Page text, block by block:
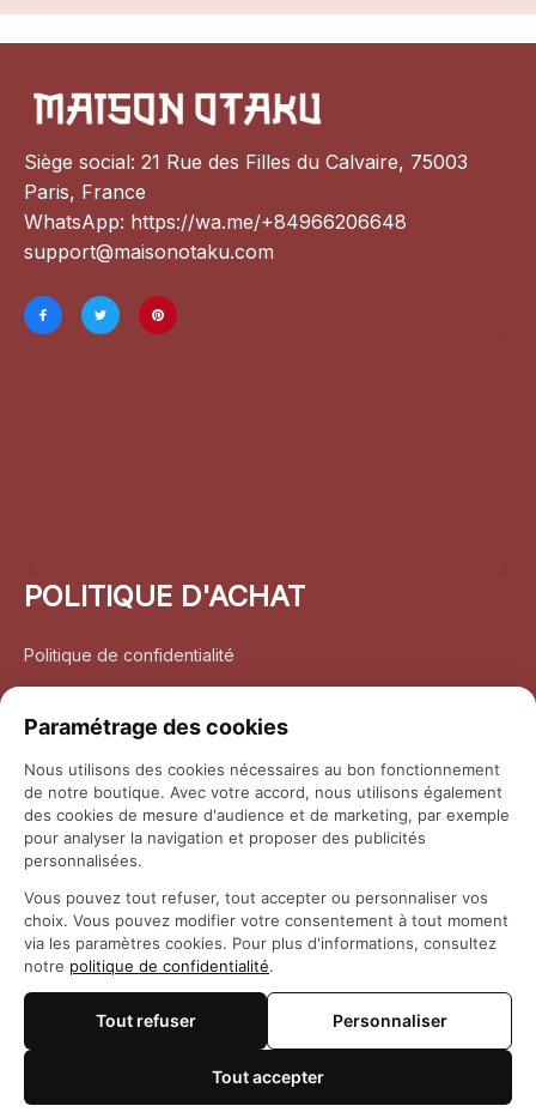
Siège social: 21 Rue des Filles du Calvaire, 75003
Paris, France
WhatsApp: https://wa.me/+84966206648
support@maisonotaku.com
POLITIQUE D'ACHAT
Politique de confidentialité
Politique de retour et remboursement
Coordonnées
Questions fréquemment posées
© 2026 Maison Otaku
Paramétrage des cookies
Nous utilisons des cookies nécessaires au bon fonctionnement
de notre boutique. Avec votre accord, nous utilisons également
des cookies de mesure d'audience et de marketing, par exemple
pour analyser la navigation et proposer des publicités
personnalisées.
Vous pouvez tout refuser, tout accepter ou personnaliser vos
choix. Vous pouvez modifier votre consentement à tout moment
via les paramètres cookies. Pour plus d'informations, consultez
notre politique de confidentialité.
Tout refuser Personnaliser
Tout accepter